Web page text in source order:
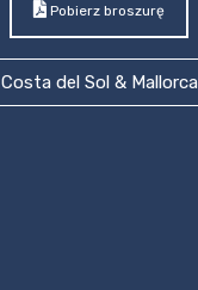
Pobierz broszurę
Costa del Sol & Mallorca